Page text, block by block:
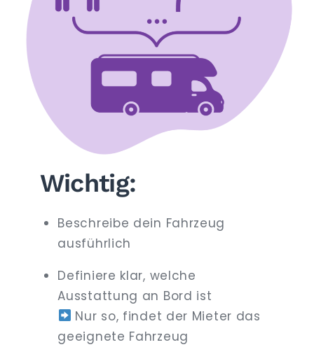
Wichtig:
Beschreibe dein Fahrzeug
ausführlich
Definiere klar, welche
Ausstattung an Bord ist
Nur so, findet der Mieter das
geeignete Fahrzeug